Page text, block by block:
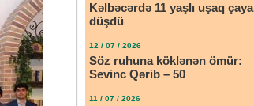
Kəlbəcərdə 11 yaşlı uşaq çaya
düşdü
12 / 07 / 2026
Söz ruhuna köklənən ömür:
Sevinc Qərib – 50
11 / 07 / 2026